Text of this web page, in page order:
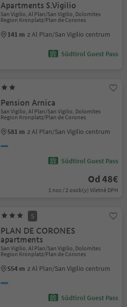
Apartments S.Vigilio
San Vigilio, Al Plan/San Vigilio, Dolomites
Region Kronplatz/Plan de Corones
141 m z Al Plan/San Vigilio centrum
Südtirol Guest Pass
Pension Arnica
San Vigilio, Al Plan/San Vigilio, Dolomites
Region Kronplatz/Plan de Corones
581 m z Al Plan/San Vigilio centrum
Südtirol Guest Pass
Od 48€
1 noc / 2 osob(y) Včetně DPH
S
PLAN DE CORONES
apartments
San Vigilio, Al Plan/San Vigilio, Dolomites
Region Kronplatz/Plan de Corones
554 m z Al Plan/San Vigilio centrum
Südtirol Guest Pass